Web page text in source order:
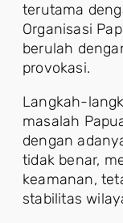
terutama
Organisasi
berulah
provokasi.
Langkah-
masalah
dengan
tidak benar,
keamanan,
stabilitas